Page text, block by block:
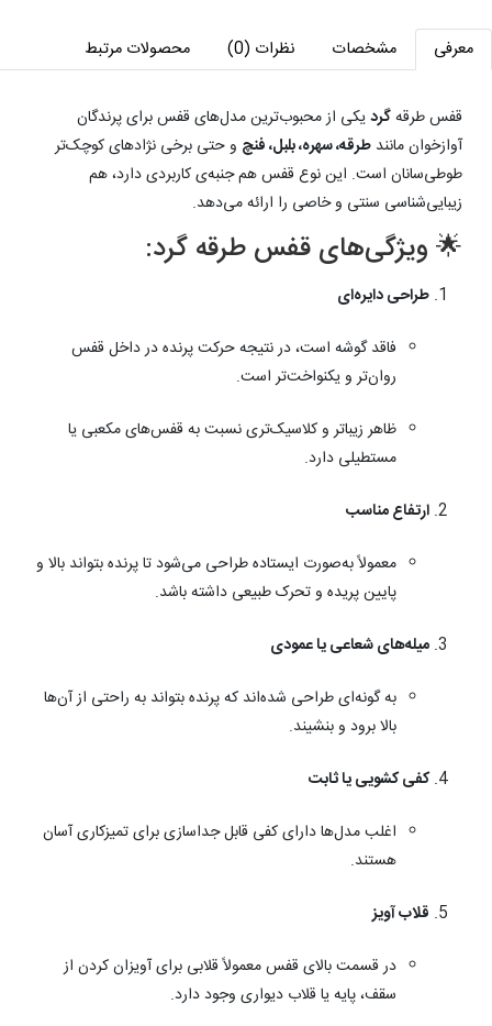
معرفی مشخصات نظرات (0) محصولات مرتبط
قفس طرقهگردیکی از محبوب‌ترین مدل‌های قفس برای پرندگان
آوازخوان مانندطرقه، سهره، بلبل، فنچ و حتی برخی نژادهای کوچک‌تر
طوطی‌سانان است. این نوع قفس هم جنبه‌ی کاربردی دارد، هم
زیبایی‌شناسی سنتی و خاصی را ارائه می‌دهد.
🌟 ویژگی‌های قفس طرقه گرد:
طراحی دایره‌ای
فاقد گوشه است، در نتیجه حرکت پرنده در داخل قفس
روان‌تر و یکنواخت‌تر است.
ظاهر زیباتر و کلاسیک‌تری نسبت به قفس‌های مکعبی یا
مستطیلی دارد.
ارتفاع مناسب
معمولاً به‌صورت ایستاده طراحی می‌شود تا پرنده بتواند بالا و
پایین پریده و تحرک طبیعی داشته باشد.
میله‌های شعاعی یا عمودی
به گونه‌ای طراحی شده‌اند که پرنده بتواند به راحتی از آن‌ها
بالا برود و بنشیند.
کفی کشویی یا ثابت
اغلب مدل‌ها دارای کفی قابل جداسازی برای تمیزکاری آسان
هستند.
قلاب آویز
در قسمت بالای قفس معمولاً قلابی برای آویزان کردن از
سقف، پایه یا قلاب دیواری وجود دارد.